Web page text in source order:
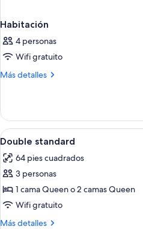
Habitación
4 personas
Wifi gratuito
Más detalles
Más
Abrir
todas
las
fotos
de
Double
standard
5
Double standard
64 pies cuadrados
3 personas
1 cama Queen o 2 camas Queen
Wifi gratuito
Más detalles
Más